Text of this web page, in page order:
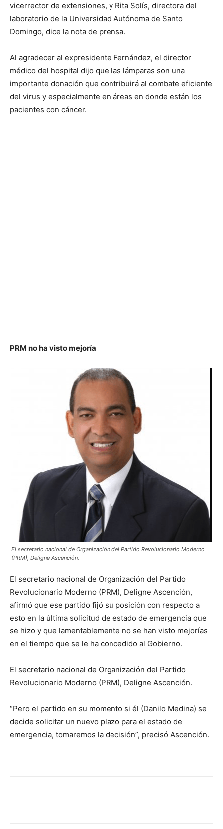
vicerrector de extensiones, y Rita Solís, directora del
laboratorio de la Universidad Autónoma de Santo
Domingo, dice la nota de prensa.
Al agradecer al expresidente Fernández, el director
médico del hospital dijo que las lámparas son una
importante donación que contribuirá al combate eficiente
del virus y especialmente en áreas en donde están los
pacientes con cáncer.
PRM no ha visto mejoría
El secretario nacional de Organización del Partido Revolucionario Moderno
(PRM), Deligne Ascención.
El secretario nacional de Organización del Partido
Revolucionario Moderno (PRM), Deligne Ascención,
afirmó que ese partido fijó su posición con respecto a
esto en la última solicitud de estado de emergencia que
se hizo y que lamentablemente no se han visto mejorías
en el tiempo que se le ha concedido al Gobierno.
El secretario nacional de Organización del Partido
Revolucionario Moderno (PRM), Deligne Ascención.
“Pero el partido en su momento si él (Danilo Medina) se
decide solicitar un nuevo plazo para el estado de
emergencia, tomaremos la decisión”, precisó Ascención.